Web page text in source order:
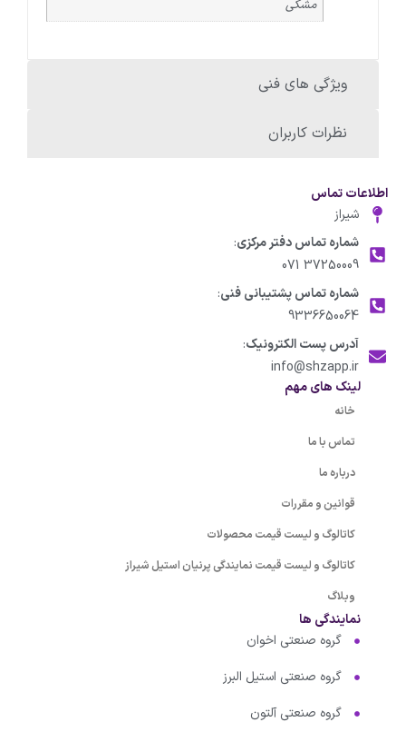
ویژگی های فنی
نظرات کاربران
مشکی
اطلاعات تماس
شیراز
شماره تماس دفتر مرکزی:
37250009 071
شماره تماس پشتیبانی فنی:
9336650064
آدرس پست الکترونیک:
info@shzapp.ir
لینک های مهم
خانه
تماس با ما
درباره ما
قوانین و مقررات
کاتالوگ و لیست قیمت محصولات
کاتالوگ و لیست قیمت نمایندگی پرنیان استیل شیراز
وبلاگ
نمایندگی ها
گروه صنعتی اخوان
گروه صنعتی استیل البرز
گروه صنعتی آلتون